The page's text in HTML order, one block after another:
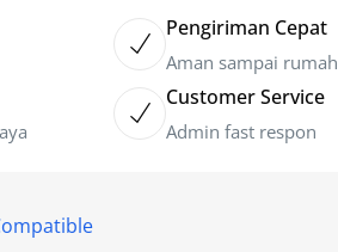
Pengiriman Cepat
Aman sampai rumah
Customer Service
Admin fast respon